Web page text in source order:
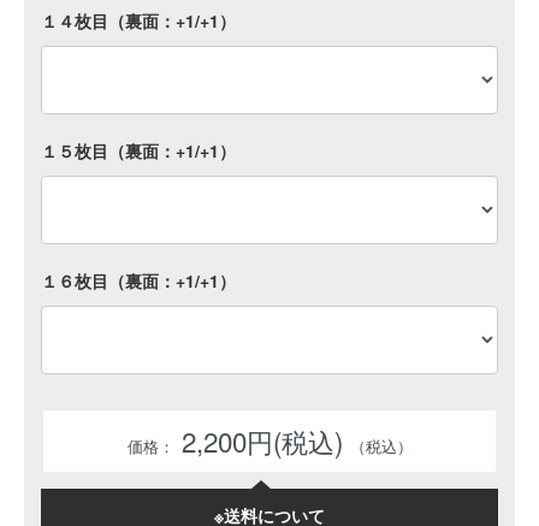
１４枚目（裏面：+1/+1）
１５枚目（裏面：+1/+1）
１６枚目（裏面：+1/+1）
2,200円(税込)
※送料について